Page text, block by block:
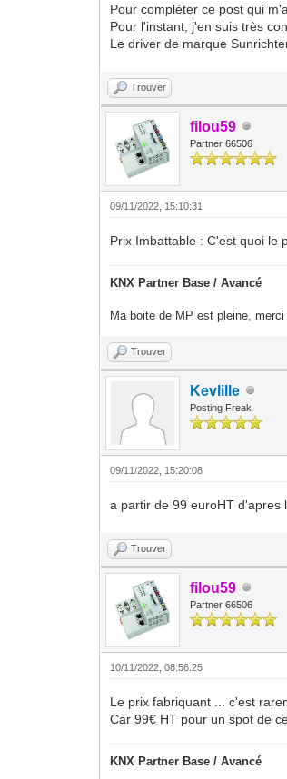
Pour compléter ce post qui
Pour l'instant, j'en suis très
Le driver de marque
Trouver
filou59
Partner 66506
09/11/2022, 15:10:31
Prix Imbattable : C'est quoi le
KNX Partner Base / Avancé
Ma boite de MP est pleine,
Trouver
Kevlille
Posting Freak
09/11/2022, 15:20:08
a partir de 99 euroHT d'apres
Trouver
filou59
Partner 66506
10/11/2022, 08:56:25
Le prix fabriquant ... c'est
Car 99€ HT pour un spot de
KNX Partner Base / Avancé